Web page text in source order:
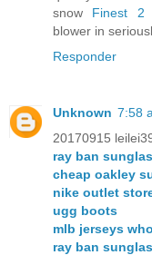
snow Finest 2
blower in
Responder
Unknown 7:58
20170915
ray ban
cheap oakley
nike outlet
ugg boots
mlb jerseys
ray ban